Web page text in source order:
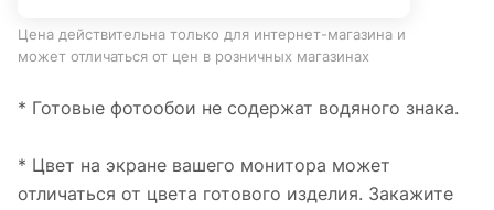
Цена действительна только для интернет-магазина и
может отличаться от цен в розничных магазинах
* Готовые фотообои не содержат водяного знака.
* Цвет на экране вашего монитора может
отличаться от цвета готового изделия. Закажите